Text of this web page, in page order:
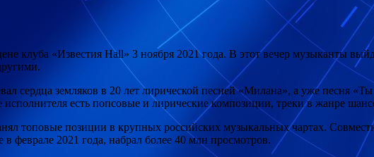
клуба «Известия Hall» 3 ноября 2021 года. В этот вечер музыканты
сердца земляков в 20 лет лирической песней «Милана», а уже песня
есть попсовые и лирические композиции, треки в жанре
топовые позиции в крупных российских музыкальных чартах.
феврале 2021 года, набрал более 40 млн просмотров.